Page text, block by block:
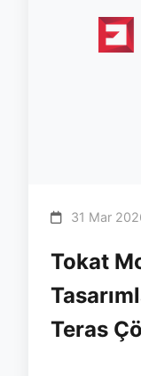
31 Mar
Tokat
Teras